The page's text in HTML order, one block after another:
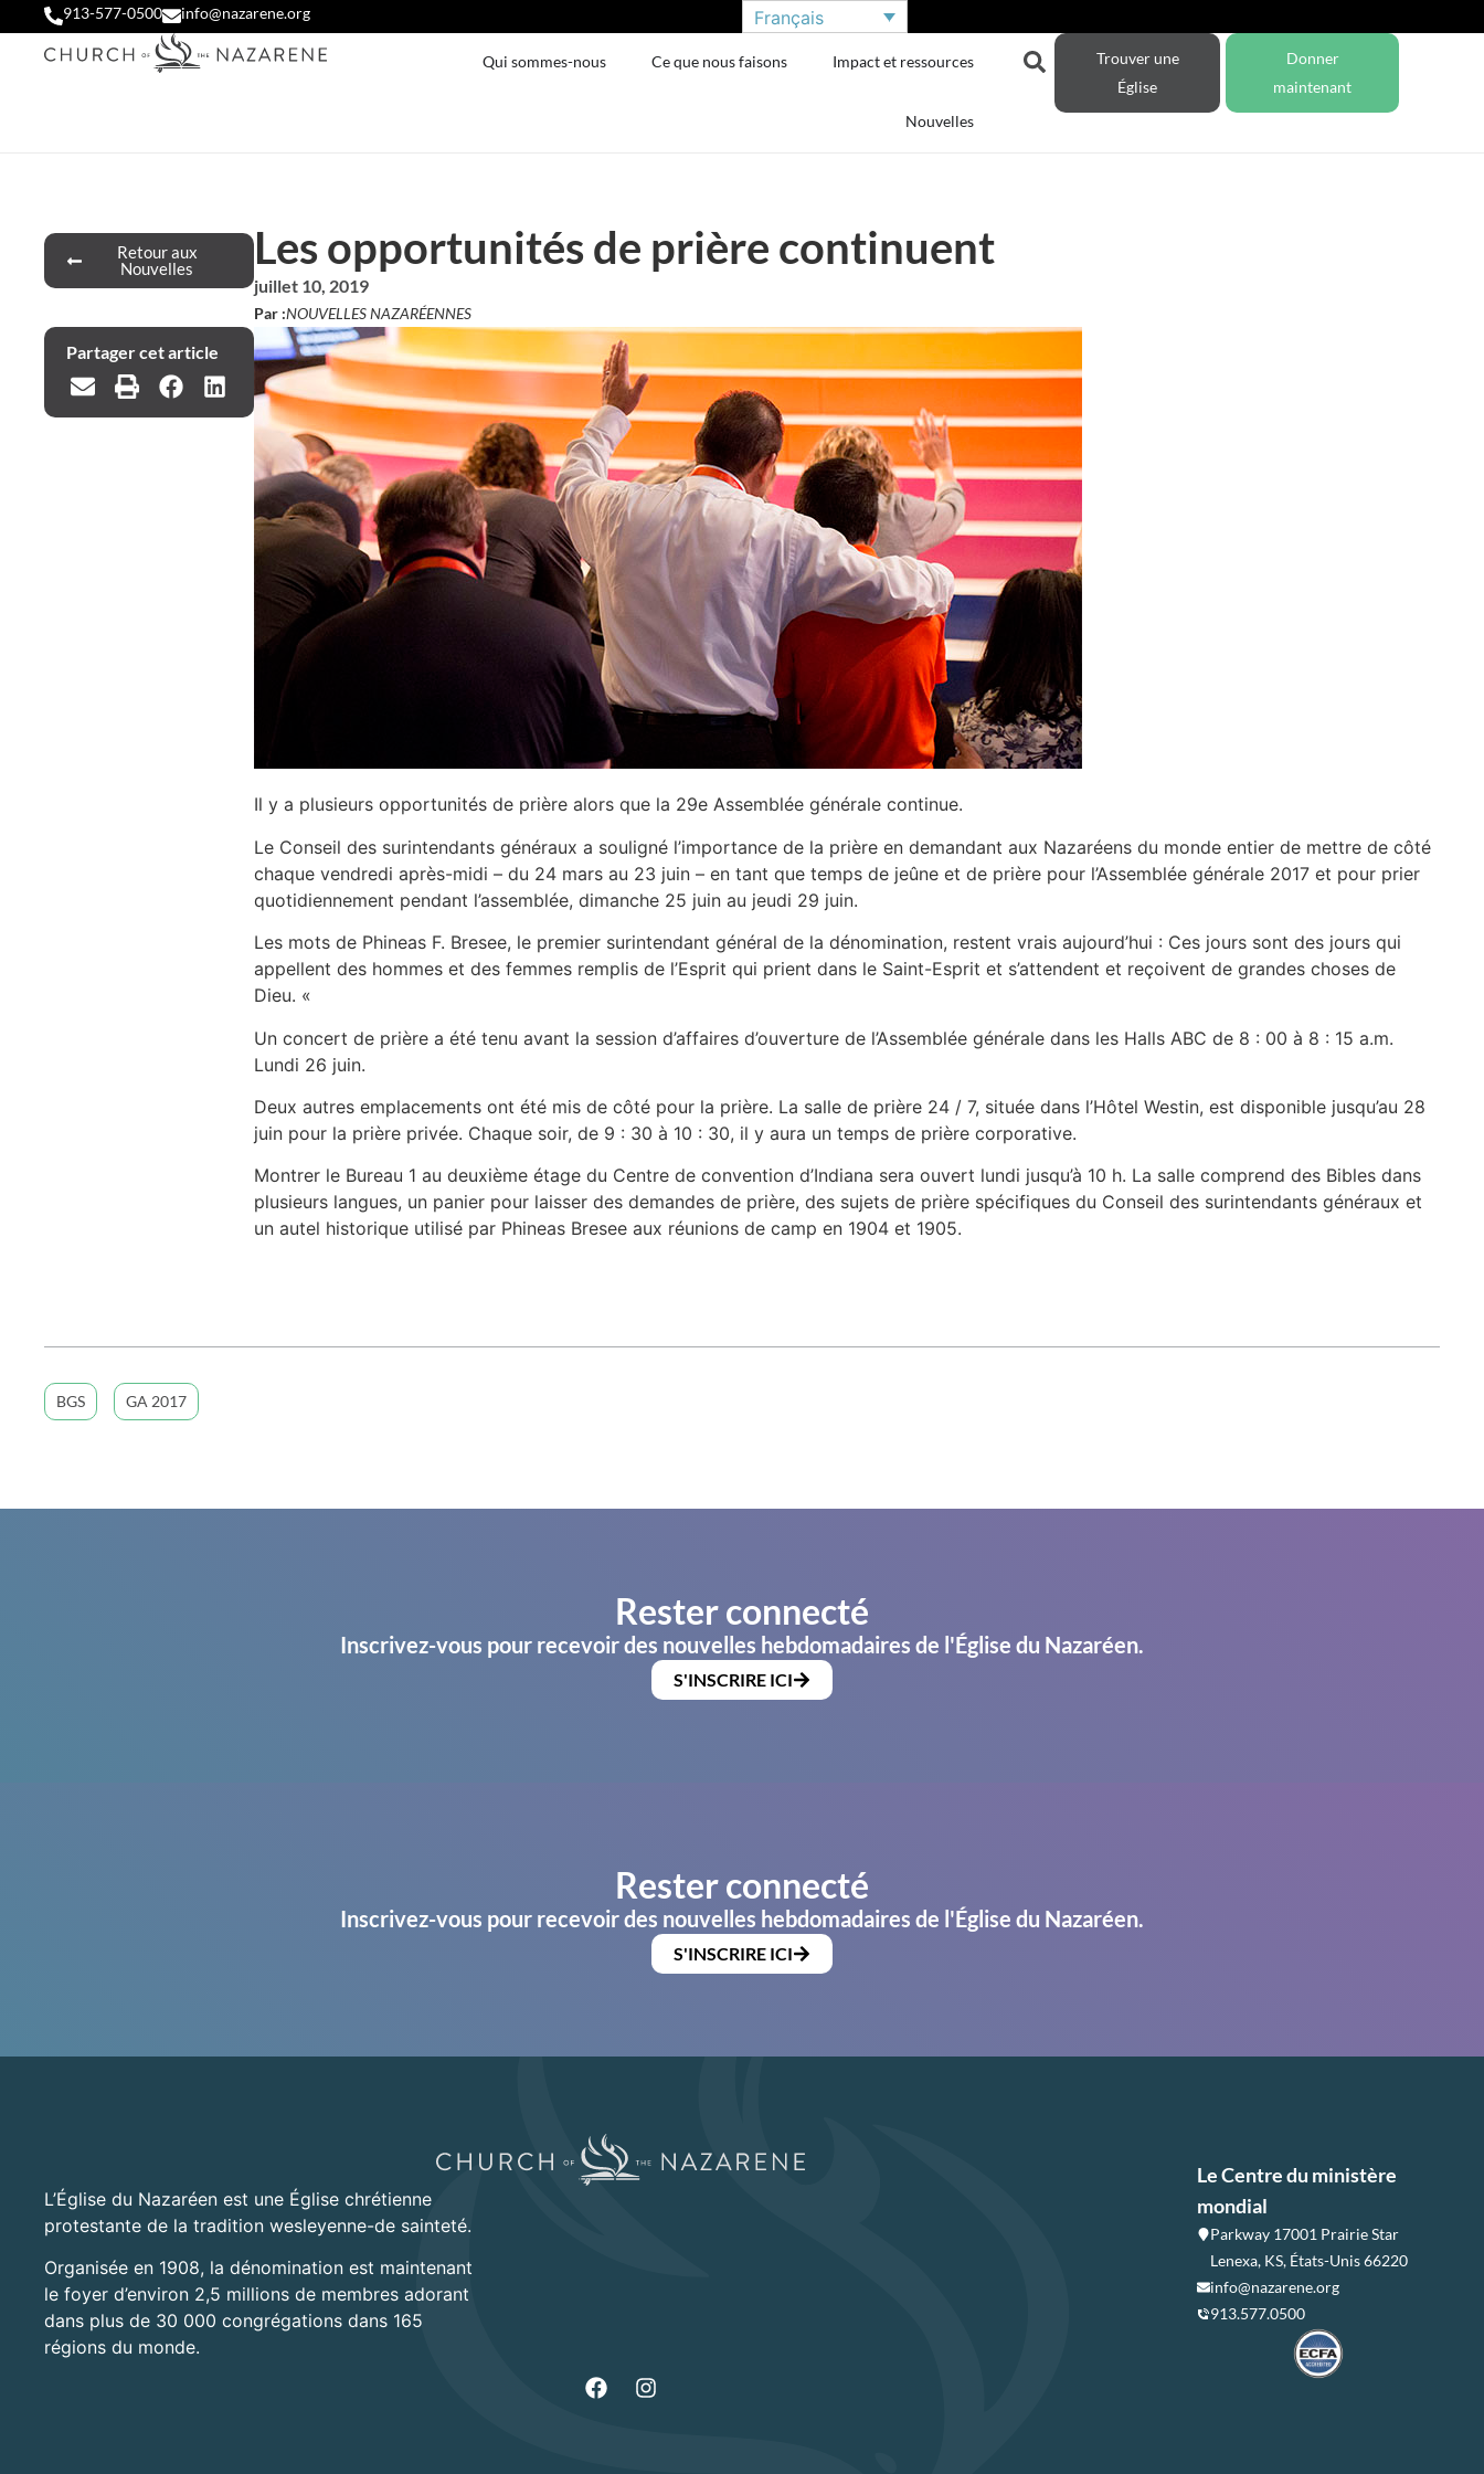
913-577-0500 info@nazarene.org Français
Qui sommes-nous Ce que nous faisons Impact et ressources
Nouvelles
Trouver une
Église
Donner
maintenant
Retour aux
Nouvelles
Les opportunités de prière continuent
juillet 10, 2019
Par :NOUVELLES NAZARÉENNES
Partager cet article
Il y a plusieurs opportunités de prière alors que la 29e Assemblée générale continue.
Le Conseil des surintendants généraux a souligné l’importance de la prière en demandant aux Nazaréens du monde entier de mettre de côté
chaque vendredi après-midi – du 24 mars au 23 juin – en tant que temps de jeûne et de prière pour l’Assemblée générale 2017 et pour prier
quotidiennement pendant l’assemblée, dimanche 25 juin au jeudi 29 juin.
Les mots de Phineas F. Bresee, le premier surintendant général de la dénomination, restent vrais aujourd’hui : Ces jours sont des jours qui
appellent des hommes et des femmes remplis de l’Esprit qui prient dans le Saint-Esprit et s’attendent et reçoivent de grandes choses de
Dieu. «
Un concert de prière a été tenu avant la session d’affaires d’ouverture de l’Assemblée générale dans les Halls ABC de 8 : 00 à 8 : 15 a.m.
Lundi 26 juin.
Deux autres emplacements ont été mis de côté pour la prière. La salle de prière 24 / 7, située dans l’Hôtel Westin, est disponible jusqu’au 28
juin pour la prière privée. Chaque soir, de 9 : 30 à 10 : 30, il y aura un temps de prière corporative.
Montrer le Bureau 1 au deuxième étage du Centre de convention d’Indiana sera ouvert lundi jusqu’à 10 h. La salle comprend des Bibles dans
plusieurs langues, un panier pour laisser des demandes de prière, des sujets de prière spécifiques du Conseil des surintendants généraux et
un autel historique utilisé par Phineas Bresee aux réunions de camp en 1904 et 1905.
BGS GA 2017
Rester connecté
Inscrivez-vous pour recevoir des nouvelles hebdomadaires de l'Église du Nazaréen.
S'INSCRIRE ICI
Rester connecté
Inscrivez-vous pour recevoir des nouvelles hebdomadaires de l'Église du Nazaréen.
S'INSCRIRE ICI
L’Église du Nazaréen est une Église chrétienne
protestante de la tradition wesleyenne-de sainteté.
Organisée en 1908, la dénomination est maintenant
le foyer d’environ 2,5 millions de membres adorant
dans plus de 30 000 congrégations dans 165
régions du monde.
Le Centre du ministère
mondial
Parkway 17001 Prairie Star
Lenexa, KS, États-Unis 66220
info@nazarene.org
913.577.0500